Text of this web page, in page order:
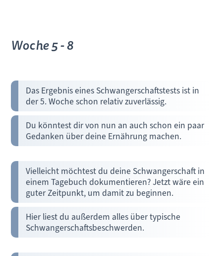
Woche 5 - 8
Das Ergebnis eines Schwangerschaftstests ist in
der 5. Woche schon relativ zuverlässig.
Du könntest dir von nun an auch schon ein paar
Gedanken über deine Ernährung machen.
Vielleicht möchtest du deine Schwangerschaft in
einem Tagebuch dokumentieren? Jetzt wäre ein
guter Zeitpunkt, um damit zu beginnen.
Hier liest du außerdem alles über typische
Schwangerschaftsbeschwerden.